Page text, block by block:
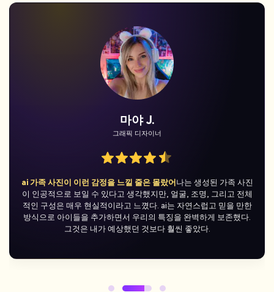
줄은 몰랐어나는 생성된 가족 사진
각했지만, 얼굴, 조명, 그리고 전체
느꼈다. ai는 자연스럽고 믿을 만한
우리의 특징을 완벽하게 보존했다.
던 것보다 훨씬 좋았다.
바이러스적인 chatgpt 가족
tiktok에 갔습니다.나는
가족 사진 트렌드를 따르고
것을 좋아한다. 댓글은 "이건 정
싶다"로 가득 차 있었다. 그것